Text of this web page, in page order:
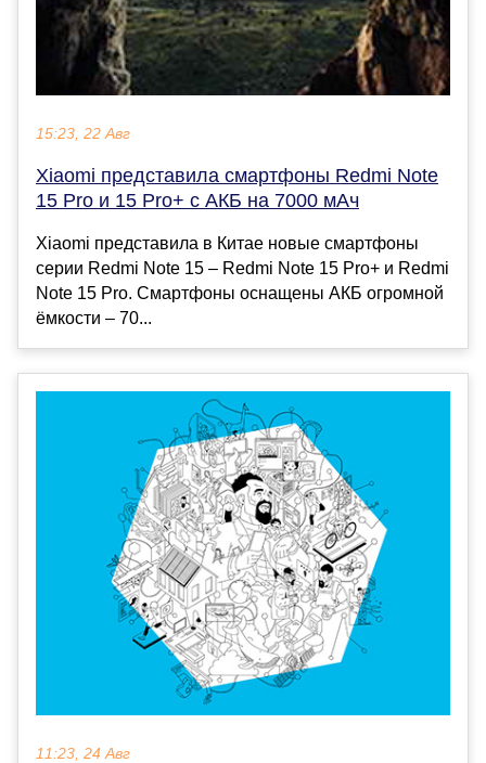
15:23, 22 Авг
Xiaomi представила смартфоны Redmi Note
15 Pro и 15 Pro+ с АКБ на 7000 мАч
Xiaomi представила в Китае новые смартфоны
серии Redmi Note 15 – Redmi Note 15 Pro+ и Redmi
Note 15 Pro. Смартфоны оснащены АКБ огромной
ёмкости – 70...
11:23, 24 Авг